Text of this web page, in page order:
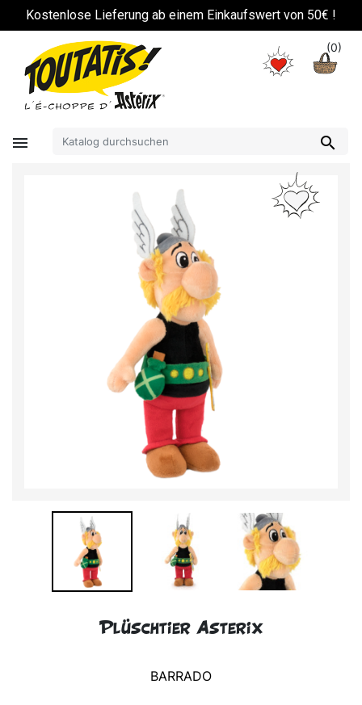
Kostenlose Lieferung ab einem Einkaufswert von 50€ !
(0)
 
Plüschtier Asterix
BARRADO